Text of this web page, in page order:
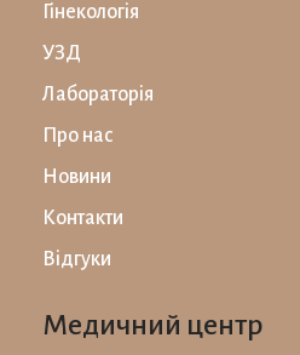
Гінекологія
УЗД
Лабораторiя
Про нас
Новини
Контакти
Відгуки
Медичний центр